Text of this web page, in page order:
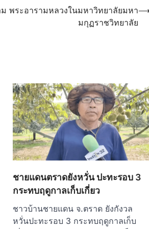
พระอารามหลวงในมหาวิทยาลัยมหา
มกุฏราชวิทยาลัย
ชายแดนตราดยังหวั่น ปะทะรอบ 3
กระทบฤดูกาลเก็บเกี่ยว
ชาวบ้านชายแดน จ.ตราด ยังกังวล
หวั่นปะทะรอบ 3 กระทบฤดูกาลเก็บ